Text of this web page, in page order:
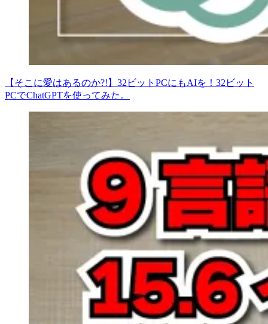
【そこに愛はあるのか?!】32ビットPCにもAIを！32ビット
PCでChatGPTを使ってみた。